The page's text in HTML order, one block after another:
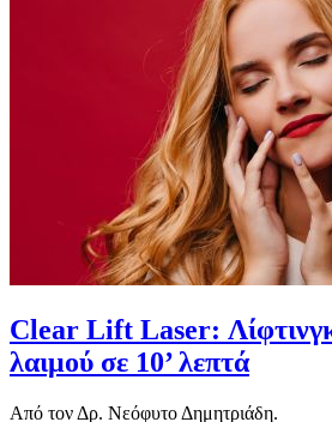
Clear Lift Laser:
λαιμού σε 10’ λεπτά
Aπό τον Δρ. Νεόφυτο Δημητριάδη.